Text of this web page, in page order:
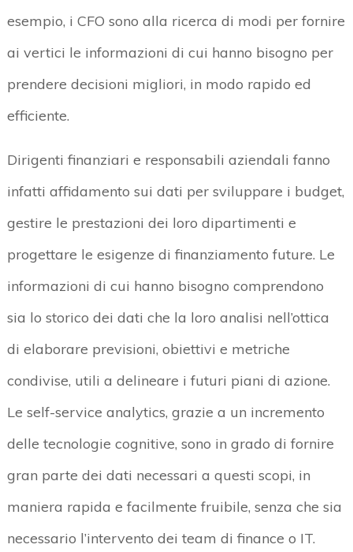
esempio, i CFO sono alla ricerca di modi per fornire
ai vertici le informazioni di cui hanno bisogno per
prendere decisioni migliori, in modo rapido ed
efficiente.
Dirigenti finanziari e responsabili aziendali fanno
infatti affidamento sui dati per sviluppare i budget,
gestire le prestazioni dei loro dipartimenti e
progettare le esigenze di finanziamento future. Le
informazioni di cui hanno bisogno comprendono
sia lo storico dei dati che la loro analisi nell’ottica
di elaborare previsioni, obiettivi e metriche
condivise, utili a delineare i futuri piani di azione.
Le self-service analytics, grazie a un incremento
delle tecnologie cognitive, sono in grado di fornire
gran parte dei dati necessari a questi scopi, in
maniera rapida e facilmente fruibile, senza che sia
necessario l’intervento dei team di finance o IT.